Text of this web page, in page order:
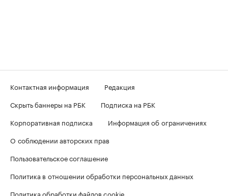
Контактная информация
Редакция
Скрыть баннеры на РБК
Подписка на РБК
Корпоративная подписка
Информация об ограничениях
О соблюдении авторских прав
Пользовательское соглашение
Политика в отношении обработки персональных данных
Политика обработки файлов cookie